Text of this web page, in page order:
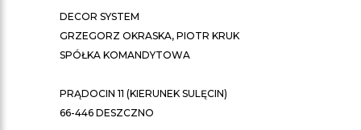
DECOR SYSTEM
GRZEGORZ OKRASKA, PIOTR KRUK
SPÓŁKA KOMANDYTOWA
PRĄDOCIN 11 (KIERUNEK SULĘCIN)
66-446 DESZCZNO